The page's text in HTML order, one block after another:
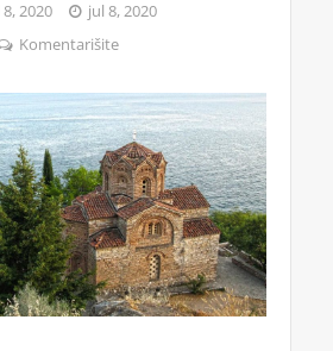
2020
jul 8, 2020
Komentarišite